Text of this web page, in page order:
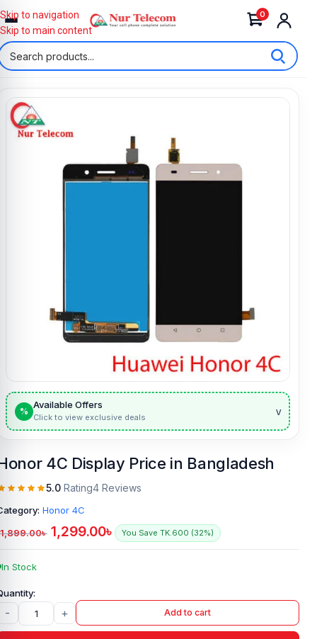
0
Skip to navigation
Skip to main content
%
Available Offers
Click to view exclusive deals v
4C Display Price in Bangladesh
5.0 Rating4 Reviews
Honor 4C
1,899.00৳ 1,299.00৳ You Save TK.600 (32%)
In Stock
- + Add to cart